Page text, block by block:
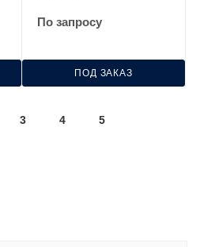
По запросу
ПОД ЗАКАЗ
3 4 5